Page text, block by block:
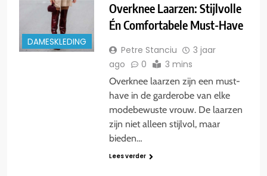
DAMESKLEDING
Overknee Laarzen: Stijlvolle
Én Comfortabele Must-Have
Petre Stanciu
3 jaar
ago
0 3 mins
Overknee laarzen zijn een must-
have in de garderobe van elke
modebewuste vrouw. De laarzen
zijn niet alleen stijlvol, maar
bieden…
Lees verder